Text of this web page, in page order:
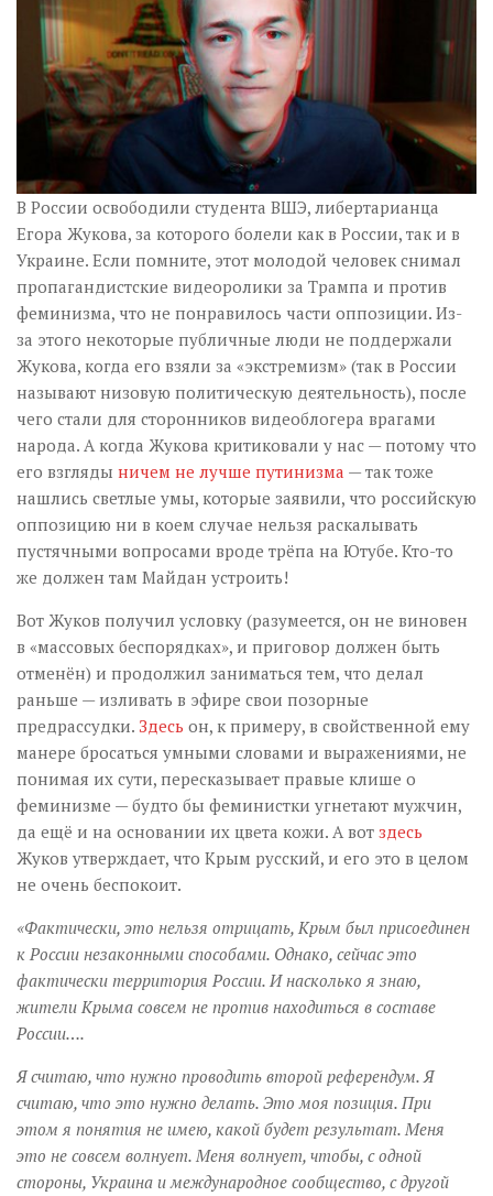
Візуальне
Научпоп
Головне
Цитати
Inter/antinational
В России освободили студента ВШЭ, либертарианца
Егора Жукова, за которого болели как в России, так и в
Украине. Если помните, этот молодой человек снимал
пропагандистские видеоролики за Трампа и против
феминизма, что не понравилось части оппозиции. Из-
за этого некоторые публичные люди не поддержали
Жукова, когда его взяли за «экстремизм» (так в России
называют низовую политическую деятельность), после
чего стали для сторонников видеоблогера врагами
народа. А когда Жукова критиковали у нас — потому что
его взгляды ничем не лучше путинизма — так тоже
нашлись светлые умы, которые заявили, что российскую
оппозицию ни в коем случае нельзя раскалывать
пустячными вопросами вроде трёпа на Ютубе. Кто-то
же должен там Майдан устроить!
Вот Жуков получил условку (разумеется, он не виновен
в «массовых беспорядках», и приговор должен быть
отменён) и продолжил заниматься тем, что делал
раньше — изливать в эфире свои позорные
предрассудки. Здесь он, к примеру, в свойственной ему
манере бросаться умными словами и выражениями, не
понимая их сути, пересказывает правые клише о
феминизме — будто бы феминистки угнетают мужчин,
да ещё и на основании их цвета кожи. А вот здесь
Жуков утверждает, что Крым русский, и его это в целом
не очень беспокоит.
«Фактически, это нельзя отрицать, Крым был присоединен
к России незаконными способами. Однако, сейчас это
фактически территория России. И насколько я знаю,
жители Крыма совсем не против находиться в составе
России….
Я считаю, что нужно проводить второй референдум. Я
считаю, что это нужно делать. Это моя позиция. При
этом я понятия не имею, какой будет результат. Меня
это не совсем волнует. Меня волнует, чтобы, с одной
стороны, Украина и международное сообщество, с другой